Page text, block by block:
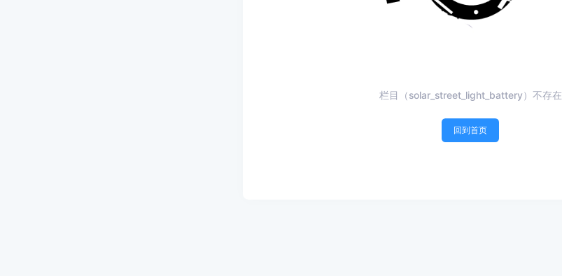
栏目（solar_street_light_battery）不存在
回到首页